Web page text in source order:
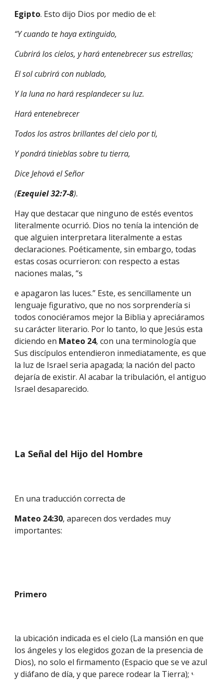
Egipto. Esto dijo Dios por medio de el:
“Y cuando te haya extinguido,
Cubrirá los cielos, y hará entenebrecer sus estrellas;
El sol cubrirá con nublado,
Y la luna no hará resplandecer su luz.
Hará entenebrecer
Todos los astros brillantes del cielo por ti,
Y pondrá tinieblas sobre tu tierra,
Dice Jehová el Señor
(Ezequiel 32:7-8).
Hay que destacar que ninguno de estés eventos
literalmente ocurrió. Dios no tenía la intención de
que alguien interpretara literalmente a estas
declaraciones. Poéticamente, sin embargo, todas
estas cosas ocurrieron: con respecto a estas
naciones malas, “s
e apagaron las luces.” Este, es sencillamente un
lenguaje figurativo, que no nos sorprendería si
todos conociéramos mejor la Biblia y apreciáramos
su carácter literario. Por lo tanto, lo que Jesús esta
diciendo en Mateo 24, con una terminología que
Sus discípulos entendieron inmediatamente, es que
la luz de Israel seria apagada; la nación del pacto
dejaría de existir. Al acabar la tribulación, el antiguo
Israel desaparecido.
La Señal del Hijo del Hombre
En una traducción correcta de
Mateo 24:30, aparecen dos verdades muy
importantes:
Primero
la ubicación indicada es el cielo (La mansión en que
los ángeles y los elegidos gozan de la presencia de
Dios), no solo el firmamento (Espacio que se ve azul
y diáfano de día, y que parece rodear la Tierra); 1.